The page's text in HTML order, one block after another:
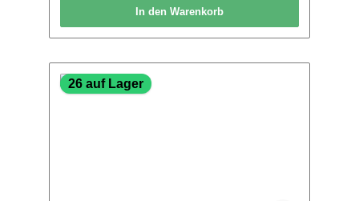
In den Warenkorb
26 auf Lager